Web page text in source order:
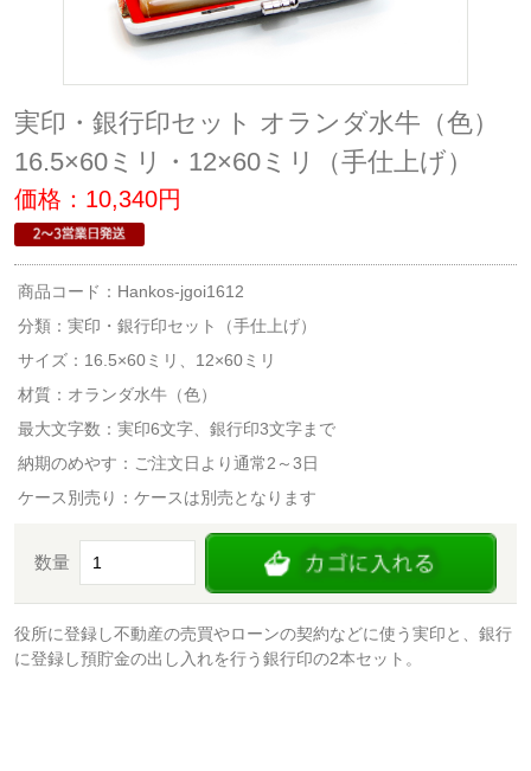
実印・銀行印セット オランダ水牛（色）
16.5×60ミリ・12×60ミリ（手仕上げ）
価格：10,340円
商品コード：Hankos-jgoi1612
分類： 実印・銀行印セット（手仕上げ）
サイズ：16.5×60ミリ、12×60ミリ
材質：オランダ水牛（色）
最大文字数：実印6文字、銀行印3文字まで
納期のめやす：ご注文日より通常2～3日
ケース別売り：ケースは別売となります
数量
役所に登録し不動産の売買やローンの契約などに使う実印と、銀行
に登録し預貯金の出し入れを行う銀行印の2本セット。